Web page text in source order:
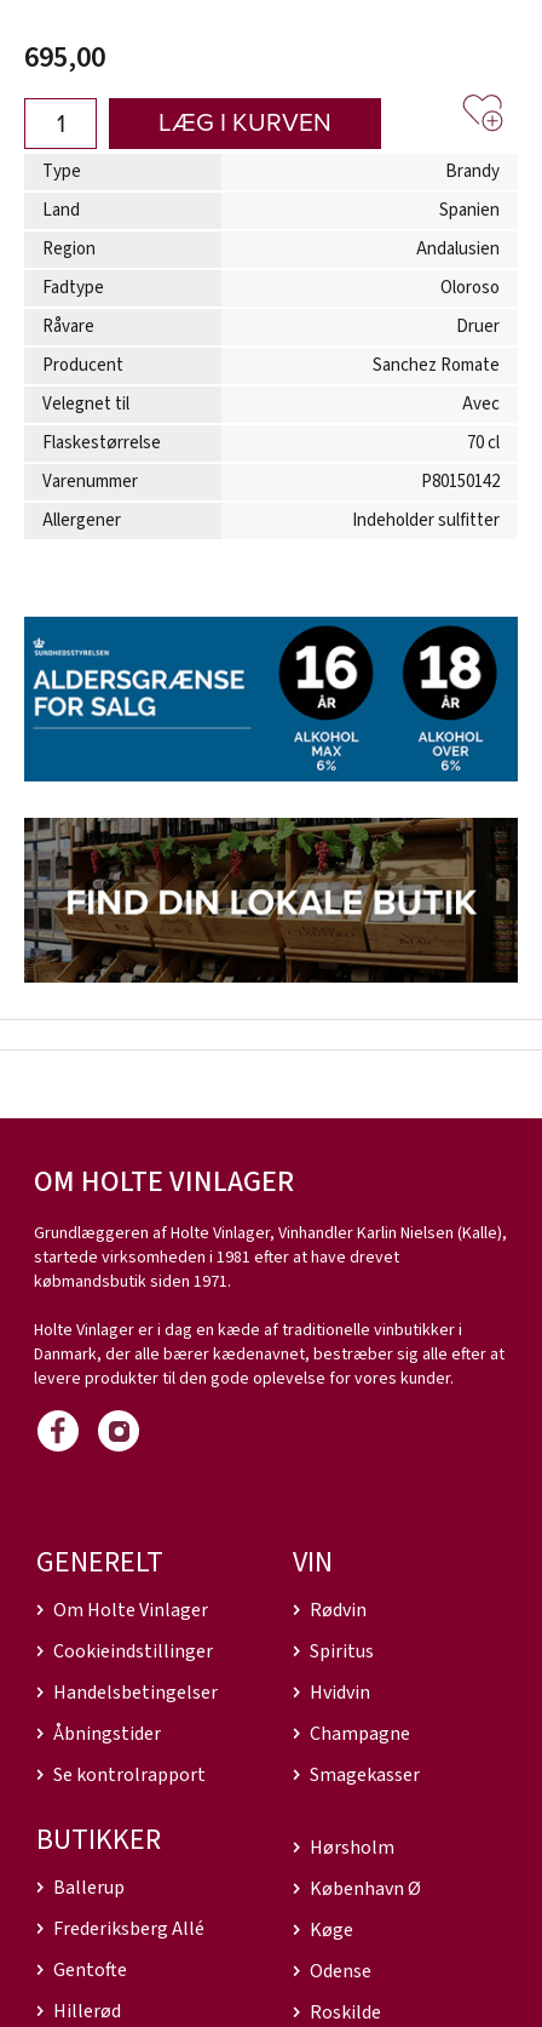
695,00
LÆG I KURVEN
Type
Brandy
Land
Spanien
Region
Andalusien
Fadtype
Oloroso
Råvare
Druer
Producent
Sanchez Romate
Velegnet til
Avec
Flaskestørrelse
70 cl
Varenummer
P80150142
Allergener
Indeholder sulfitter
OM HOLTE VINLAGER
Grundlæggeren af Holte Vinlager, Vinhandler Karlin Nielsen (Kalle),
startede virksomheden i 1981 efter at have drevet
købmandsbutik siden 1971.
Holte Vinlager er i dag en kæde af traditionelle vinbutikker i
Danmark, der alle bærer kædenavnet, bestræber sig alle efter at
levere produkter til den gode oplevelse for vores kunder.
GENERELT
Om Holte Vinlager
Cookieindstillinger
Handelsbetingelser
Åbningstider
Se kontrolrapport
VIN
Rødvin
Spiritus
Hvidvin
Champagne
Smagekasser
BUTIKKER
Ballerup
Frederiksberg Allé
Gentofte
Hillerød
Hørsholm
København Ø
Køge
Odense
Roskilde